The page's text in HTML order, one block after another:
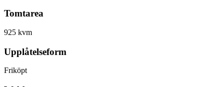
Tomtarea
925 kvm
Upplåtelseform
Friköpt